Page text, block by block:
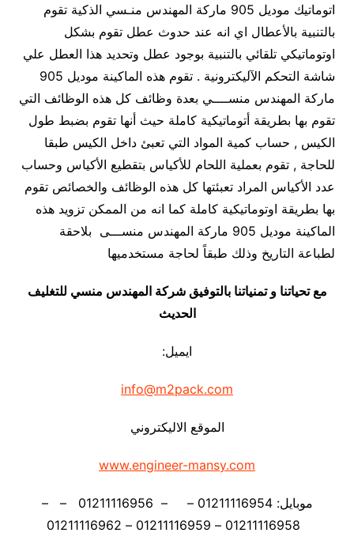
اتوماتيك موديل 905 ماركة المهندس منـسي الذكية تقوم
بالتنبية بالأعطال اي انه عند حدوث عطل تقوم بشكل
اوتوماتيكي تلقائي بالتنبية بوجود عطل وتحديد هذا العطل علي
شاشة التحكم الآليكترونية . تقوم هذه الماكينة موديل 905
ماركة المهندس منســــي بعدة وظائف كل هذه الوظائف التي
تقوم بها بطريقة أتوماتيكية كاملة حيث أنها تقوم بضبط طول
الكيس , حساب كمية المواد التي تعبئ داخل الكيس طبقا
للحاجة , تقوم بعملية اللحام للأكياس بتقطيع الأكياس وحساب
عدد الأكياس المراد تعبئتها كل هذه الوظائف والخصائص تقوم
بها بطريقة اوتوماتيكية كاملة كما انه من الممكن تزويد هذه
الماكينة موديل 905 ماركة المهندس منســـى بلاحقة
لطباعة التاريخ وذلك طبقاً لحاجة مستخدميها
مع تحياتنا و تمنياتنا بالتوفيق شركة المهندس منسي للتغليف
الحديث
ايميل:
info@m2pack.com
الموقع الاليكتروني
www.engineer-mansy.com
موبايل: 01211116954 – – 01211116956 – –